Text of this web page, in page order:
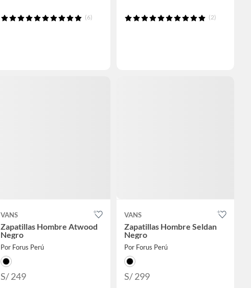
(6) (2)
VANS
Zapatillas Hombre Atwood
Negro
Por Forus Perú
S/ 249
VANS
Zapatillas Hombre Seldan
Negro
Por Forus Perú
S/ 299